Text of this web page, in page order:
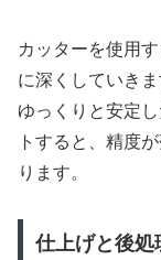
カッターを使用
に深くしていき
ゆっくりと安定
トすると、精度
ります。
仕上げと後処